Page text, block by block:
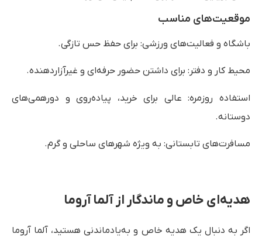
موقعیت‌های مناسب
باشگاه و فعالیت‌های ورزشی: برای حفظ حس تازگی.
محیط کار و دفتر: برای داشتن حضور حرفه‌ای و غیرآزاردهنده.
استفاده روزمره: عالی برای خرید، پیاده‌روی و دورهمی‌های
دوستانه.
مسافرت‌های تابستانی: به ویژه شهرهای ساحلی و گرم.
هدیه‌ای خاص و ماندگار از آلما آروما
اگر به دنبال یک هدیه خاص و به‌یادماندنی هستید، آلما آروما